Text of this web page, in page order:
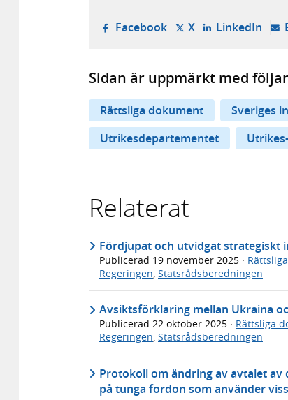
Facebook- öppnas i ny flik,
X- öppnas i ny flik,
LinkedIn-
Sidan är uppmärkt med
Rättsliga dokument
Sveriges
Utrikesdepartementet
Relaterat
Fördjupat och utvidgat strategiskt
Publicerad 19 november 2025 ·
Regeringen Statsrådsberedningen
Avsiktsförklaring mellan Ukraina
Publicerad 22 oktober 2025 · Rättsliga
Regeringen, Statsrådsberedningen
Protokoll om ändring av avtalet av
på tunga fordon som använder